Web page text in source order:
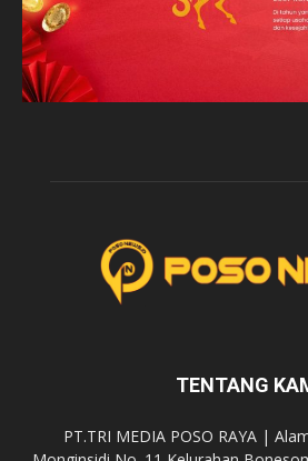
TENTANG
PT.TRI MEDIA POSO RAYA |